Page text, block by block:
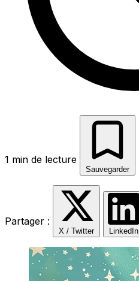
1 min de lecture
Sauvegarder
Partager :
X / Twitter LinkedIn